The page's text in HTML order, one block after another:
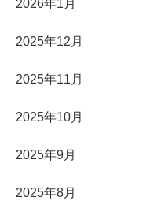
2026年1月
2025年12月
2025年11月
2025年10月
2025年9月
2025年8月